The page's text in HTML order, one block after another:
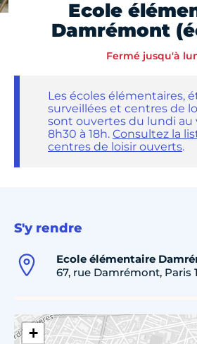
Ecole
Damrémont
Fermé jusqu'à
Les écoles élémentaires,
surveillées et centres de
sont ouvertes du lundi au
8h30 à 18h. Consultez la
centres de loisir ouverts.
S'y rendre
Ecole élémentaire
67, rue Damrémont, Paris
+